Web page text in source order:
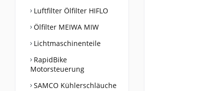
Luftfilter Ölfilter HIFLO
Ölfilter MEIWA MIW
Lichtmaschinenteile
RapidBike
Motorsteuerung
SAMCO Kühlerschläuche